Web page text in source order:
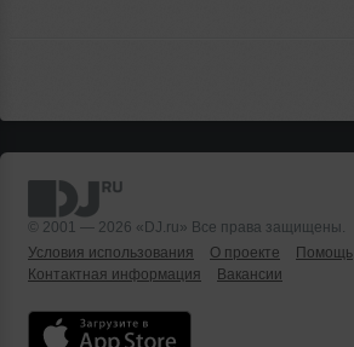
© 2001 — 2026 «DJ.ru» Все права защищены.
Условия использования
О проекте Помощь
Контактная информация
Вакансии